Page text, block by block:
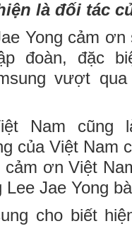
là đối tác
Yong cảm
đoàn, đặc
vượt
Nam cũng
của Việt Nam
cảm ơn Việt
Jae Yong
cho biết